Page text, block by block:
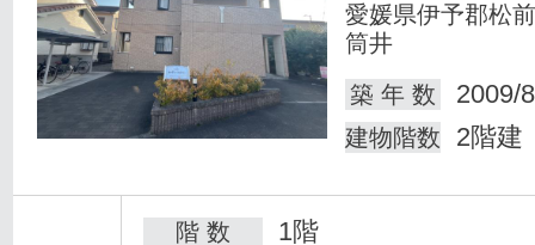
愛媛県伊予郡松
筒井
築 年 数
2009/
建物階数 2階建
階 数 1階